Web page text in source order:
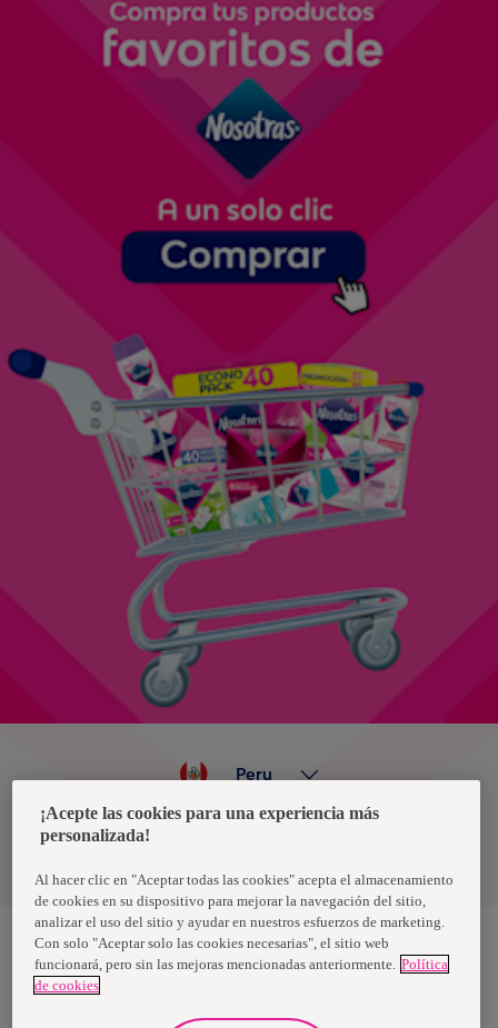
Política de privacidad de datos
Peru
Nosotras, una marca de Essity - una compañía global líder en
higiene y salud. Cada día, mil millones de personas, en todo el
¡Acepte las cookies para una experiencia más
personalizada!
Al hacer clic en "Aceptar todas las cookies" acepta el almacenamiento
de cookies en su dispositivo para mejorar la navegación del sitio,
analizar el uso del sitio y ayudar en nuestros esfuerzos de marketing.
Con solo "Aceptar solo las cookies necesarias", el sitio web
funcionará, pero sin las mejoras mencionadas anteriormente. Política
de cookies